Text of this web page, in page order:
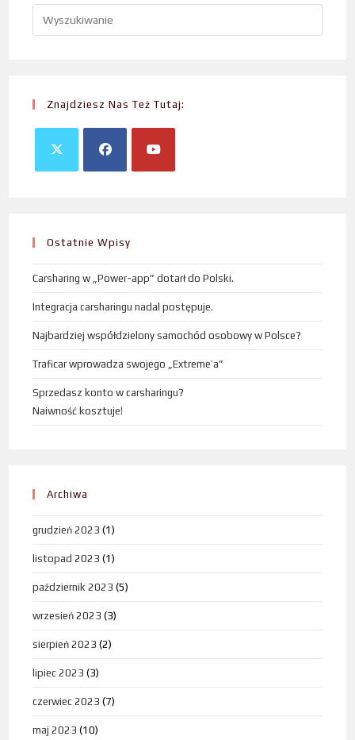
Znajdziesz Nas Też Tutaj:
Ostatnie Wpisy
Carsharing w „Power-app” dotarł do Polski.
Integracja carsharingu nadal postępuje.
Najbardziej współdzielony samochód osobowy w Polsce?
Traficar wprowadza swojego „Extreme’a”
Sprzedasz konto w carsharingu?
Naiwność kosztuje!
Archiwa
grudzień 2023 (1)
listopad 2023 (1)
październik 2023 (5)
wrzesień 2023 (3)
sierpień 2023 (2)
lipiec 2023 (3)
czerwiec 2023 (7)
maj 2023 (10)